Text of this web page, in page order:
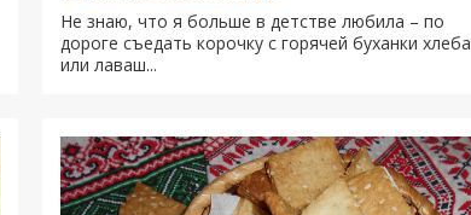
Не знаю, что я больше в детстве любила – по
дороге съедать корочку с горячей буханки хлеба
или лаваш...